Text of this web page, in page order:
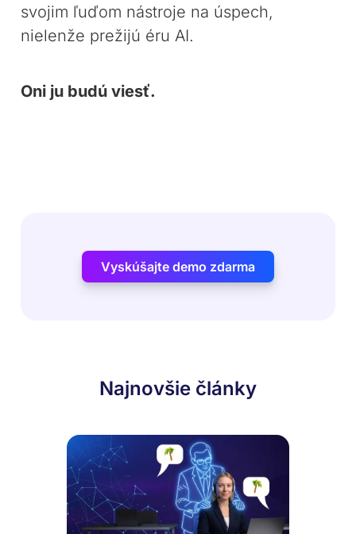
svojim ľuďom nástroje na úspech,
nielenže prežijú éru AI.
Oni ju budú viesť.
Vyskúšajte demo zdarma
Najnovšie články